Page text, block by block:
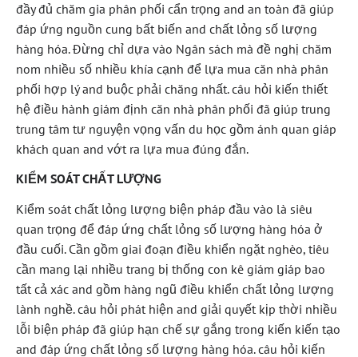
đầy đủ chăm gia phân phối cẩn trọng and an toàn đã giúp
đáp ứng nguồn cung bất biến and chất lỏng số lượng
hàng hóa. Đừng chỉ dựa vào Ngân sách mà đề nghị chăm
nom nhiều số nhiều khía cạnh để lựa mua căn nhà phân
phối hợp lý and buộc phải chăng nhất. câu hỏi kiến thiết
hệ điều hành giám định căn nhà phân phối đã giúp trung
trung tâm tư nguyện vọng vấn du học gồm ánh quan giáp
khách quan and vớt ra lựa mua đúng đắn.
KIỂM SOÁT CHẤT LƯỢNG
Kiểm soát chất lỏng lượng biện pháp đầu vào là siêu
quan trọng để đáp ứng chất lỏng số lượng hàng hóa ở
đầu cuối. Cần gồm giai đoạn điều khiển ngặt nghèo, tiêu
cần mang lại nhiều trang bị thống con kê giám giáp bao
tất cả xác and gồm hàng ngũ điều khiển chất lỏng lượng
lành nghề. câu hỏi phát hiện and giải quyết kịp thời nhiều
lỗi biện pháp đã giúp hạn chế sự gắng trong kiến kiến tạo
and đáp ứng chất lỏng số lượng hàng hóa. câu hỏi kiến